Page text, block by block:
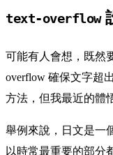
text-overflow
可能有人會想，既然
overflow 確保文字超
方法，但我最近的體
舉例來說，日文是一
以時常最重要的部分